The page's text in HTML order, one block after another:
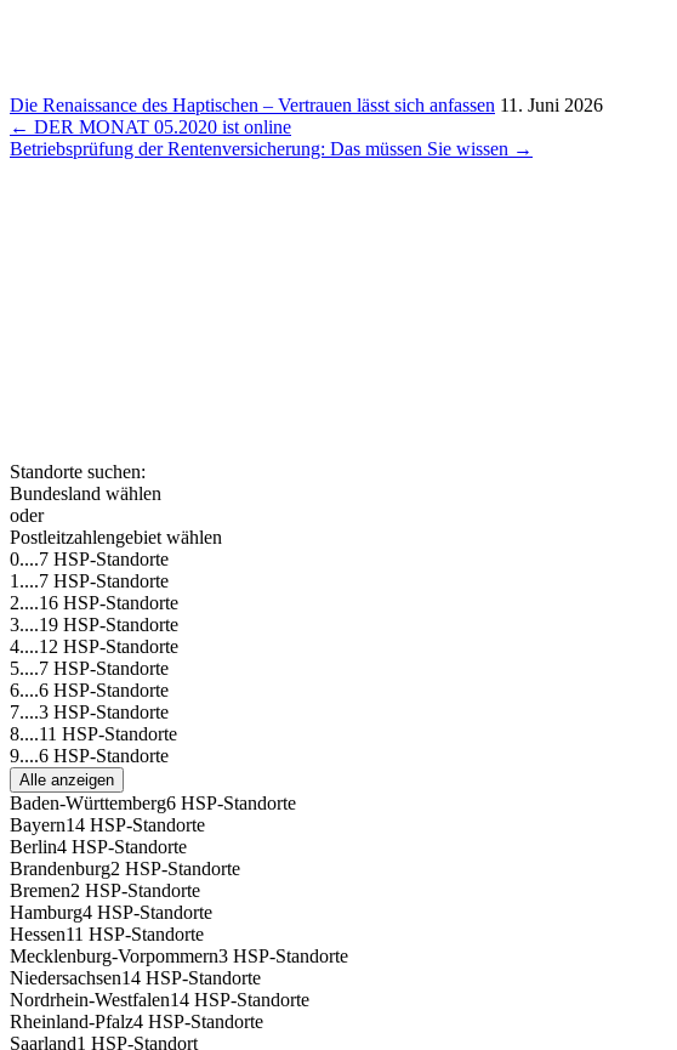
Die Renais­sance des Hapti­schen – Vertrauen lässt sich anfassen 11. Juni 2026
Beitragsnavigation
← DER MONAT 05.2020 ist online
Betriebs­prü­fung der Renten­ver­si­che­rung: Das müssen Sie wissen →
Standorte suchen:
Bundesland wählen
oder
Postleitzahlengebiet wählen
0....7 HSP-Standorte
1....7 HSP-Standorte
2....16 HSP-Standorte
3....19 HSP-Standorte
4....12 HSP-Standorte
5....7 HSP-Standorte
6....6 HSP-Standorte
7....3 HSP-Standorte
8....11 HSP-Standorte
9....6 HSP-Standorte
Alle anzeigen
Baden-Württemberg6 HSP-Standorte
Bayern14 HSP-Standorte
Berlin4 HSP-Standorte
Brandenburg2 HSP-Standorte
Bremen2 HSP-Standorte
Hamburg4 HSP-Standorte
Hessen11 HSP-Standorte
Mecklenburg-Vorpommern3 HSP-Standorte
Niedersachsen14 HSP-Standorte
Nordrhein-Westfalen14 HSP-Standorte
Rheinland-Pfalz4 HSP-Standorte
Saarland1 HSP-Standort